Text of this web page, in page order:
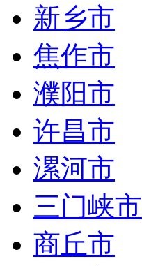
新乡市
焦作市
濮阳市
许昌市
漯河市
三门峡市
商丘市